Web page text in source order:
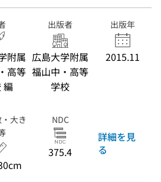
附属
高等
編
出版者
広島大学附属
福山中・高等
学校
出版年
2015.11
大き
NDC
375.4
詳細を見
る